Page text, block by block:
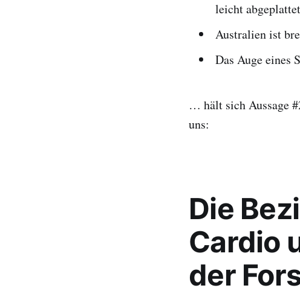
leicht
Australien ist
Das Auge eines
… hält sich Aussage
uns:
Die
Cardio
der